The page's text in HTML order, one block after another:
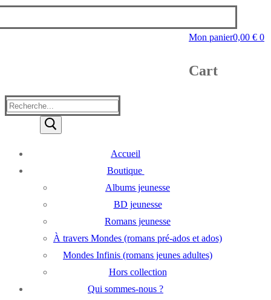
Mon panier0,00 € 0
Cart
Rechercher
Accueil
Boutique
Albums jeunesse
BD jeunesse
Romans jeunesse
À travers Mondes (romans pré-ados et ados)
Mondes Infinis (romans jeunes adultes)
Hors collection
Qui sommes-nous ?